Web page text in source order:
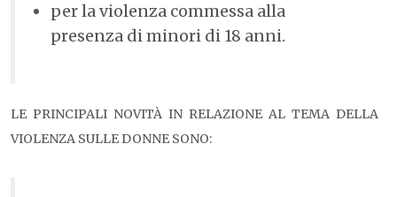
per la violenza commessa alla
presenza di minori di 18 anni.
LE PRINCIPALI NOVITÀ IN RELAZIONE AL TEMA DELLA
VIOLENZA SULLE DONNE SONO: